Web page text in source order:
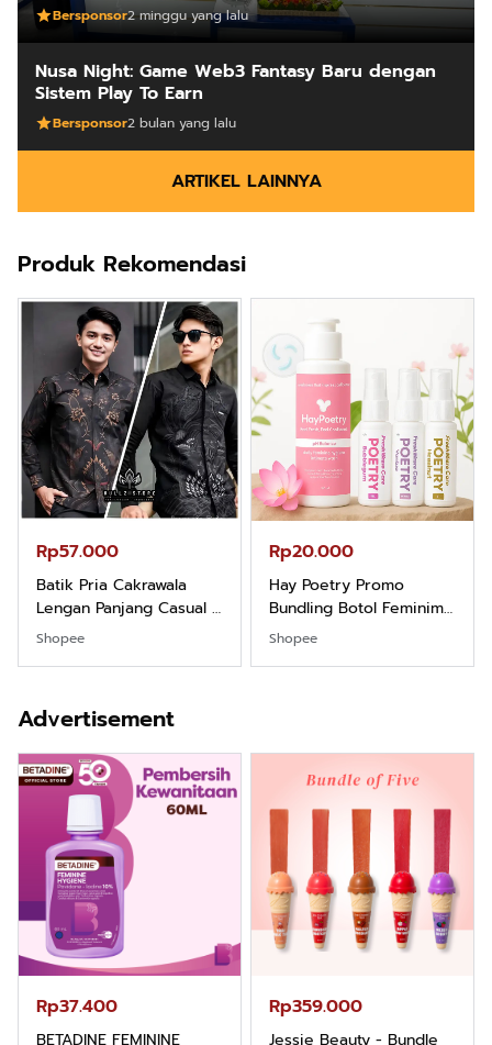
Bersponsor2 minggu yang lalu
Nusa Night: Game Web3 Fantasy Baru dengan
Sistem Play To Earn
Bersponsor2 bulan yang lalu
ARTIKEL LAINNYA
Produk Rekomendasi
Rp57.000
Batik Pria Cakrawala
Lengan Panjang Casual -
Kemeja Batik Pria
Dewasa Lengan Panjang
Santai Slimfit Formal
Shopee
Rp20.000
Hay Poetry Promo
Bundling Botol Feminim
Care Perawatan
Keputihan Kewanitaan
Shopee
Advertisement
Rp37.400
BETADINE FEMININE
Rp359.000
Jessie Beauty - Bundle